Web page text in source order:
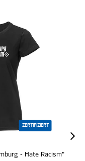
ZERTIFIZIERT
Racism"